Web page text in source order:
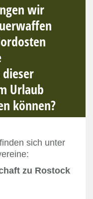
wir
Urlaub
können?
sich unter
zu Rostock